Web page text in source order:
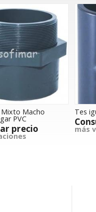
Macho
PVC
precio
Tes
más